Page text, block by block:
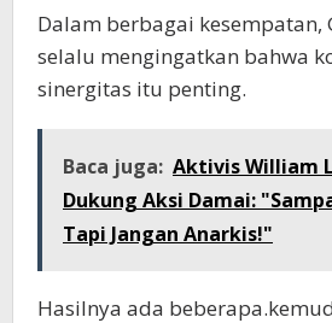
Dalam berbagai kesempatan,
selalu mengingatkan bahwa
sinergitas itu penting.
Baca juga: Aktivis William
Dukung Aksi Damai:
Tapi Jangan Anarkis!"
Hasilnya ada